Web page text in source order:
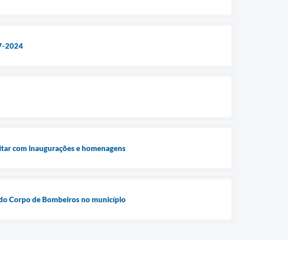
2024
com inaugurações e homenagens
Corpo de Bombeiros no município